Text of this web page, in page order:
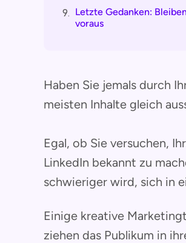
9. Letzte Gedanken:
voraus
Haben Sie jemals durch
meisten Inhalte gleich
Egal, ob Sie versuchen,
LinkedIn bekannt zu
schwieriger wird, sich in
Einige kreative
ziehen das Publikum in